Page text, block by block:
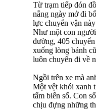
Từ trạm tiếp đón
nắng ngày mở đi
lực chuyển vận
Như một con
đường, 405
xuống lòng bánh
luôn chuyến đi về
Ngồi trên xe mà
Một vệt khói xanh
tấm biển số. Con
chịu đựng những